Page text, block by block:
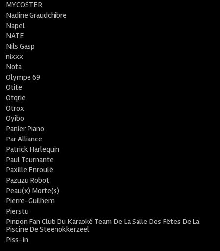
MYCOSTER
Nadine Graudchibre
Napel
NATE
Nils Gasp
nixxx
Nota
Olympe 69
Otite
Otqrie
Otrox
Oyibo
Panier Piano
Par Alliance
Patrick Harlequin
Paul Tournante
Paxille Enroulé
Pazuzu Robot
Peau(x) Morte(s)
Pierre-Guilhem
Pierstu
Pinpon Fan Club Du Karaoké Team De La Salle Des Fêtes De La
Piscine De Steenokkerzeel
Piss-in